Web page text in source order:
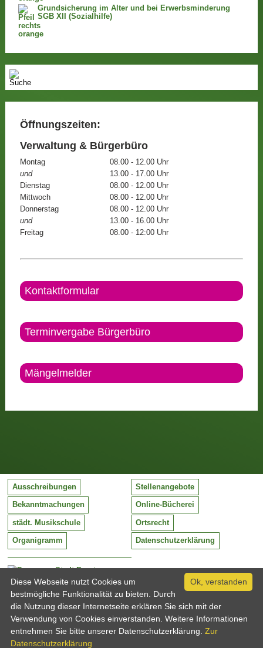
Grundsicherung im Alter und bei Erwerbsminderung
SGB XII (Sozialhilfe)
Öffnungszeiten:
Verwaltung & Bürgerbüro
Montag
08.00 - 12.00 Uhr
und
13.00 - 17.00 Uhr
Dienstag
08.00 - 12.00 Uhr
Mittwoch
08.00 - 12.00 Uhr
Donnerstag
08.00 - 12.00 Uhr
und
13.00 - 16.00 Uhr
Freitag
08.00 - 12:00 Uhr
Kontaktformular
Terminvergabe Bürgerbüro
Mängelmelder
Stadt Barntrup
Mittelstraße 38
32683 Barntrup
Tel:
Email:
05263 / 409-0
info@barntrup.de
Ausschreibungen Stellenangebote
Bekanntmachungen Online-Bücherei
städt. Musikschule Ortsrecht
Organigramm Datenschutzerklärung
Ok, verstanden
Diese Webseite nutzt Cookies um
bestmögliche Funktionalität zu bieten. Durch
die Nutzung dieser Internetseite erklären Sie sich mit der
Verwendung von Cookies einverstanden. Weitere Informationen
entnehmen Sie bitte unserer Datenschutzerklärung. Zur
Datenschutzerklärung